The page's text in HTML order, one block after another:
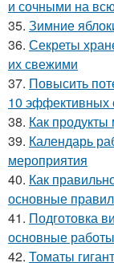
и сочными на
35. Зимние
36. Секреты
их свежими
37. Повысить
10 эффективных
38. Как
39. Календарь
мероприятия
40. Как
основные
41. Подготовка
основные
42. Томаты